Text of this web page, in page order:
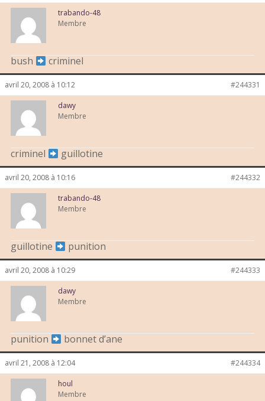
trabando-48
Membre
bush criminel
avril 20, 2008 à 10:12 #244331
dawy
Membre
criminel guillotine
avril 20, 2008 à 10:16 #244332
trabando-48
Membre
guillotine punition
avril 20, 2008 à 10:29 #244333
dawy
Membre
punition bonnet d’ane
avril 21, 2008 à 12:04 #244334
houl
Membre